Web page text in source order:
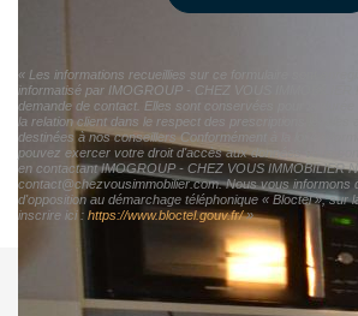
« Les informations recueillies sur ce formulaire sont
informatisé par IMOGROUP - CHEZ VOUS IMMOBILIER
demande de contact. Elles sont conservées pour la durée
la relation client dans le respect des prescriptions légales
destinées à nos conseillers Conformément à la loi «
pouvez exercer votre droit d'accès aux données vous
en contactant IMOGROUP - CHEZ VOUS IMMOBILIER
contact@chezvousimmobilier.com. Nous vous informons
d'opposition au démarchage téléphonique « Bloctel », sur
inscrire ici : https://www.bloctel.gouv.fr/»